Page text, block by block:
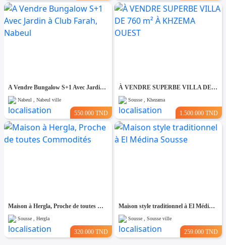
A Vendre Bungalow S+1 Avec Jardin à Club Farah, Nabeul
Nabeul , Nabeul ville
550.000 TND
À VENDRE SUPERBE VILLA DE 760 m² À KHZEMA OUEST
Sousse , Khezama
1.500.000 TND
Maison à Hergla, Proche de toutes Commodités
Sousse , Hergla
320.000 TND
Maison style traditionnel à El Médina Sousse
Sousse , Sousse ville
259.000 TND